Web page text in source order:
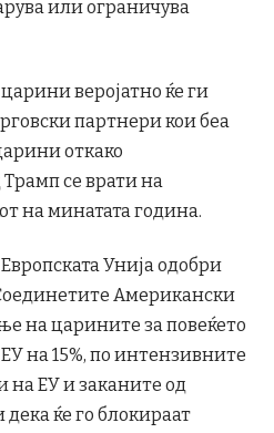
или ограничува
веројатно ќе ги
партнери кои беа
откако
се врати на
на минатата година.
Унија одобри
Американски
на царините за повеќето
на 15%, по интензивните
на ЕУ и заканите од
ќе го блокираат